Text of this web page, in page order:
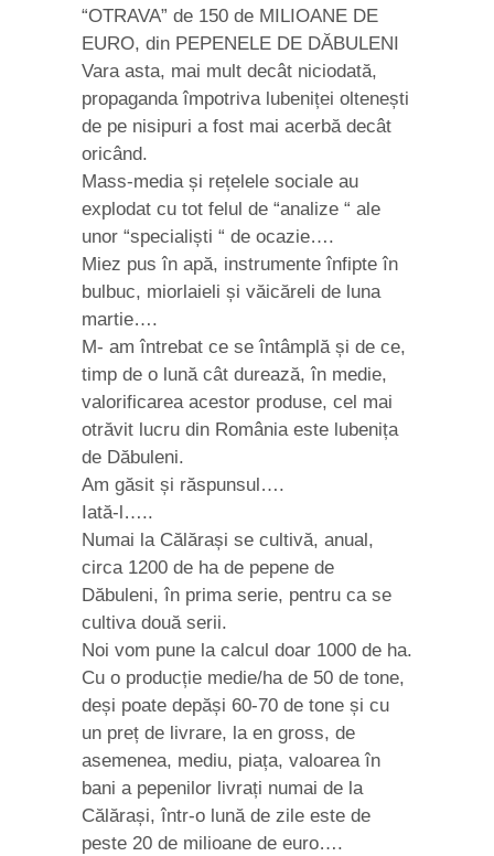
“OTRAVA” de 150 de MILIOANE DE
EURO, din PEPENELE DE DĂBULENI
Vara asta, mai mult decât niciodată,
propaganda împotriva lubeniței oltenești
de pe nisipuri a fost mai acerbă decât
oricând.
Mass-media și rețelele sociale au
explodat cu tot felul de “analize “ ale
unor “specialiști “ de ocazie….
Miez pus în apă, instrumente înfipte în
bulbuc, miorlaieli și văicăreli de luna
martie….
M- am întrebat ce se întâmplă și de ce,
timp de o lună cât durează, în medie,
valorificarea acestor produse, cel mai
otrăvit lucru din România este lubenița
de Dăbuleni.
Am găsit și răspunsul….
Iată-l…..
Numai la Călărași se cultivă, anual,
circa 1200 de ha de pepene de
Dăbuleni, în prima serie, pentru ca se
cultiva două serii.
Noi vom pune la calcul doar 1000 de ha.
Cu o producție medie/ha de 50 de tone,
deși poate depăși 60-70 de tone și cu
un preț de livrare, la en gross, de
asemenea, mediu, piața, valoarea în
bani a pepenilor livrați numai de la
Călărași, într-o lună de zile este de
peste 20 de milioane de euro….